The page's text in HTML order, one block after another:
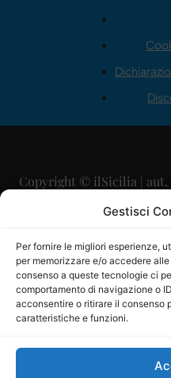
Gestisci
Per fornire le migliori esperienze,
per memorizzare e/o accedere
consenso a queste tecnologie ci
comportamento di navigazione o
acconsentire o ritirare il consenso
caratteristiche e funzioni.
Copyright © ilSicilia | aut.
29/
Direttore
Direttore
P.IVA: